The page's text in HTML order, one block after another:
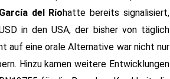
del Ríohatte bereits signalisiert,
in den USA, der bisher von täglich
auf eine orale Alternative war nicht nur
Hinzu kamen weitere Entwicklungen